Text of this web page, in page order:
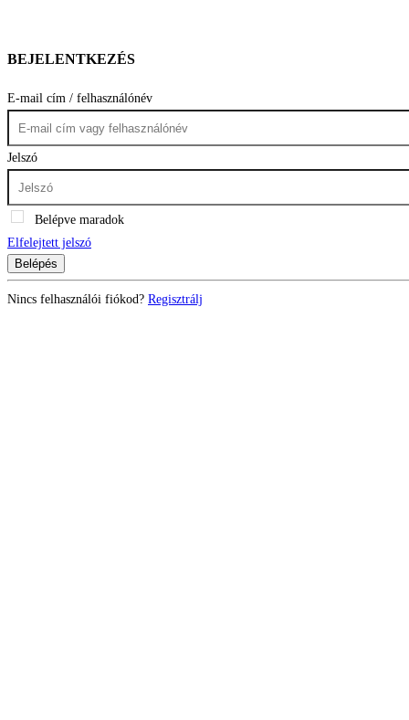
BEJELENTKEZÉS
E-mail cím / felhasználónév
Jelszó
Belépve maradok
Elfelejtett jelszó
Belépés
Nincs felhasználói fiókod? Regisztrálj